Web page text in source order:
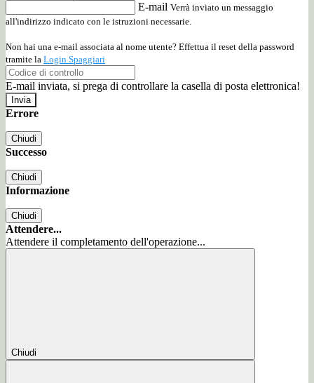
E-mail Verrà inviato un messaggio
all'indirizzo indicato con le istruzioni necessarie.
Non hai una e-mail associata al nome utente? Effettua il reset della password
tramite la Login Spaggiari
E-mail inviata, si prega di controllare la casella di posta elettronica!
Errore
Chiudi
Successo
Chiudi
Informazione
Chiudi
Attendere...
Attendere il completamento dell'operazione...
Chiudi